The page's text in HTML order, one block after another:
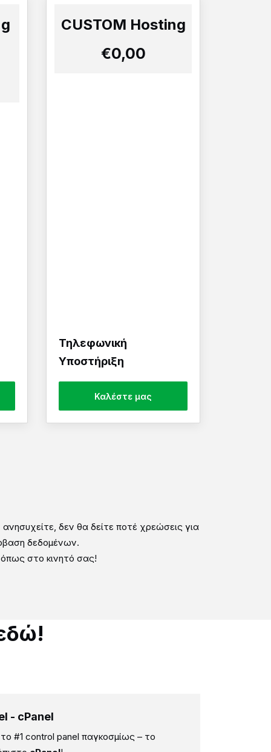
CUSTOM Hosting
€0,00
Τηλεφωνική
Υποστήριξη
Καλέστε μας
δεν θα δείτε ποτέ χρεώσεις για
δεδομένων.
στο κινητό σας!
- cPanel
το #1 control panel παγκοσμίως – το